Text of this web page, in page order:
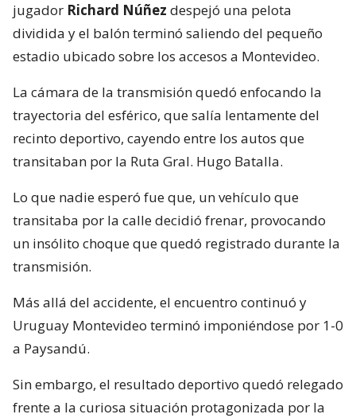
jugador Richard Núñez despejó una pelota
dividida y el balón terminó saliendo del pequeño
estadio ubicado sobre los accesos a Montevideo.
La cámara de la transmisión quedó enfocando la
trayectoria del esférico, que salía lentamente del
recinto deportivo, cayendo entre los autos que
transitaban por la Ruta Gral. Hugo Batalla.
Lo que nadie esperó fue que, un vehículo que
transitaba por la calle decidió frenar, provocando
un insólito choque que quedó registrado durante la
transmisión.
Más allá del accidente, el encuentro continuó y
Uruguay Montevideo terminó imponiéndose por 1-0
a Paysandú.
Sin embargo, el resultado deportivo quedó relegado
frente a la curiosa situación protagonizada por la